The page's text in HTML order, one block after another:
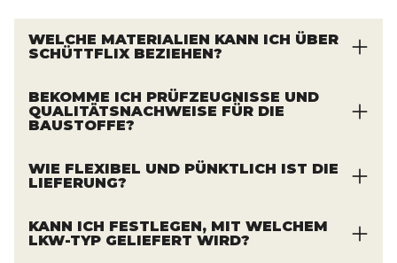
WELCHE MATERIALIEN KANN ICH ÜBER
SCHÜTTFLIX BEZIEHEN?
Von Sand, Kies und Schotter über
Mutterboden bis hin zu hochwertigem
Recyclingmaterial. Wir decken den kompletten
Galabau ab. Durch unser flächendeckendes
jedes mineralische Schüttgut, und zwar genau
dort, wo deine Baustelle ist.
BEKOMME ICH PRÜFZEUGNISSE UND
QUALITÄTSNACHWEISE FÜR DIE
BAUSTOFFE?
Qualität und rechtliche Absicherung stehen
auf der Baustelle an erster Stelle. Ganz
geht. Bei Schüttflix arbeiten wir ausschließlich
mit verifizierten Partnerwerken zusammen.
WIE FLEXIBEL UND PÜNKTLICH IST DIE
LIEFERUNG?
Fuhrpark sowie einem großen
KANN ICH FESTLEGEN, MIT WELCHEM
LKW-TYP GELIEFERT WIRD?